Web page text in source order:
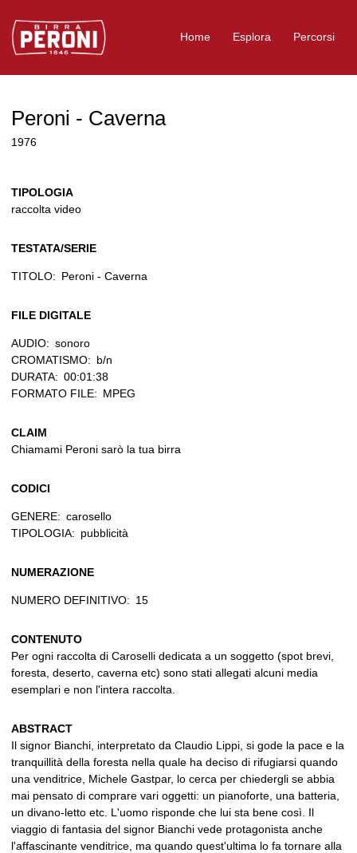
Logo Birra Peroni
Home Esplora Percorsi
Peroni - Caverna
1976
TIPOLOGIA
raccolta video
TESTATA/SERIE
TITOLO: Peroni - Caverna
FILE DIGITALE
AUDIO: sonoro
CROMATISMO: b/n
DURATA: 00:01:38
FORMATO FILE: MPEG
CLAIM
Chiamami Peroni sarò la tua birra
CODICI
GENERE: carosello
TIPOLOGIA: pubblicità
NUMERAZIONE
NUMERO DEFINITIVO: 15
CONTENUTO
Per ogni raccolta di Caroselli dedicata a un soggetto (spot brevi,
foresta, deserto, caverna etc) sono stati allegati alcuni media
esemplari e non l'intera raccolta.
ABSTRACT
Il signor Bianchi, interpretato da Claudio Lippi, si gode la pace e la
tranquillità della foresta nella quale ha deciso di rifugiarsi quando
una venditrice, Michele Gastpar, lo cerca per chiedergli se abbia
mai pensato di comprare vari oggetti: un pianoforte, una batteria,
un divano-letto etc. L'uomo risponde che lui sta bene così. Il
viaggio di fantasia del signor Bianchi vede protagonista anche
l'affascinante venditrice, ma quando quest'ultima lo fa tornare alla